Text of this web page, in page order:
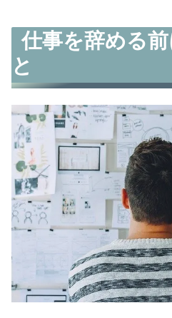
仕事を辞める
と